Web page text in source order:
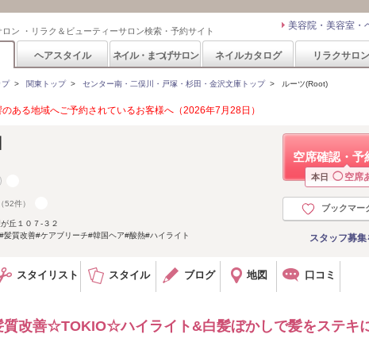
ン ・リラク＆ビューティーサロン検索・予約サイト 美容院・美容室・
ヘアスタイル ネイル・まつげサロン ネイルカタログ リラクサロン
プ> 関東トップ> センター南・二俣川・戸塚・杉田・金沢文庫トップ> ルーツ(Root)
ある地域へご予約されているお客様へ（2026年7月28日）
空席確認・予
本日 ◯ 空席
ブックマー
スタッフ募
（52件）
丘１０７‐３２
質改善#ケアブリーチ#韓国ヘア#酸熱#ハイライト
スタイリスト スタイル ブログ 地図 口コミ
改善☆TOKIO☆ハイライト&白髪ぼかしで髪をステキ